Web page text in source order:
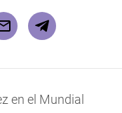
en el Mundial